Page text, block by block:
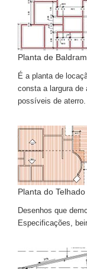
Planta de
É a planta de
consta a largura de
possíveis de aterro.
Planta do Telhado
Desenhos que
Especificações,